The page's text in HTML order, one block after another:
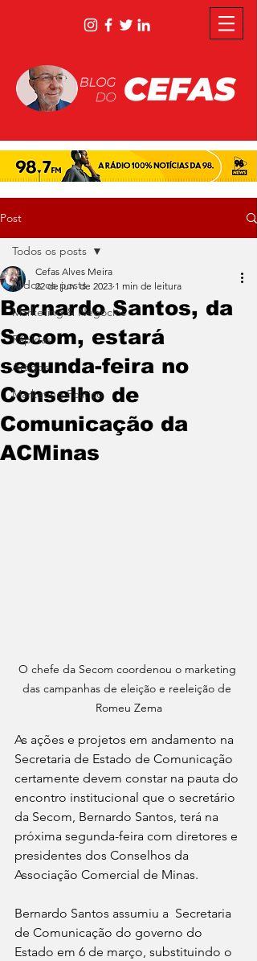
Post
Todos os posts
Marketing & Negócios
Rápidas
Artigos
Marketing Político
Todos os posts
Bernardo Santos, da
Secom, estará
segunda-feira no
Conselho de
Comunicação da
ACMinas
Cefas Alves Meira
22 de jun. de 2023 1 min de leitura
O chefe da Secom coordenou o marketing
das campanhas de eleição e reeleição de
Romeu Zema
As ações e projetos em andamento na
Secretaria de Estado de Comunicação
certamente devem constar na pauta do
encontro institucional que o secretário
da Secom, Bernardo Santos, terá na
próxima segunda-feira com diretores e
presidentes dos Conselhos da
Associação Comercial de Minas.
Bernardo Santos assumiu a  Secretaria
de Comunicação do governo do
Estado em 6 de março, substituindo o